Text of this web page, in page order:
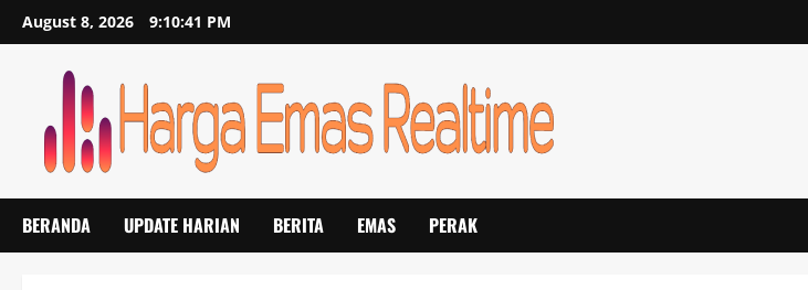
Skip
to
August 8, 2026 9:10:41 PM
BERANDA UPDATE HARIAN BERITA EMAS PERAK